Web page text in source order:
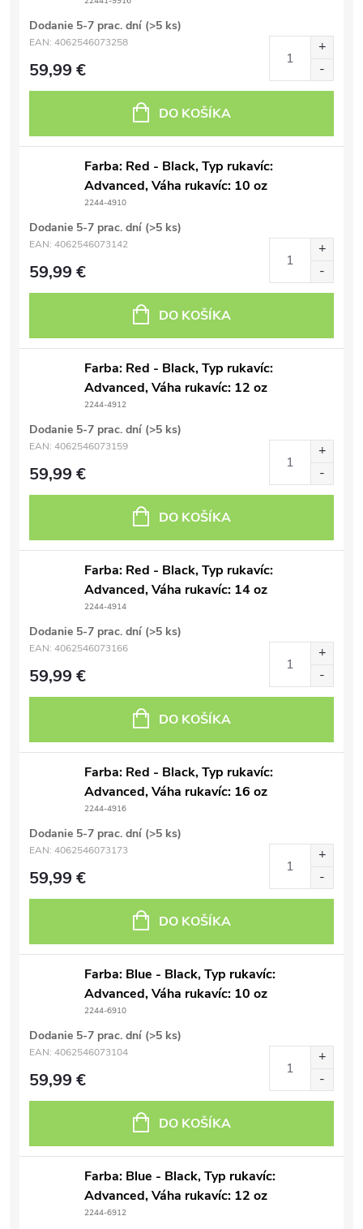
Dodanie 5-7 prac. dní (>5 ks)
EAN: 4062546073258
59,99 €
DO KOŠÍKA
Farba: Red - Black, Typ rukavíc:
Advanced, Váha rukavíc: 10 oz
2244-4910
Dodanie 5-7 prac. dní (>5 ks)
EAN: 4062546073142
59,99 €
DO KOŠÍKA
Farba: Red - Black, Typ rukavíc:
Advanced, Váha rukavíc: 12 oz
2244-4912
Dodanie 5-7 prac. dní (>5 ks)
EAN: 4062546073159
59,99 €
DO KOŠÍKA
Farba: Red - Black, Typ rukavíc:
Advanced, Váha rukavíc: 14 oz
2244-4914
Dodanie 5-7 prac. dní (>5 ks)
EAN: 4062546073166
59,99 €
DO KOŠÍKA
Farba: Red - Black, Typ rukavíc:
Advanced, Váha rukavíc: 16 oz
2244-4916
Dodanie 5-7 prac. dní (>5 ks)
EAN: 4062546073173
59,99 €
DO KOŠÍKA
Farba: Blue - Black, Typ rukavíc:
Advanced, Váha rukavíc: 10 oz
2244-6910
Dodanie 5-7 prac. dní (>5 ks)
EAN: 4062546073104
59,99 €
DO KOŠÍKA
Farba: Blue - Black, Typ rukavíc:
Advanced, Váha rukavíc: 12 oz
2244-6912